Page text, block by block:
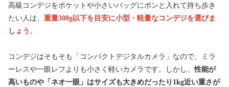
高級コンデジをポケットや小さいバッグにポンと入れて持ち歩き
たい人は、 重量300g以下を目安に小型・軽量なコンデジを選びま
しょう 。
コンデジはそもそも「コンパクトデジタルカメラ」なので、ミラ
ーレスや一眼レフよりも小さく軽いカメラです。しかし、性能が
高いものや「ネオ一眼」はサイズも大きめだったり1kg近い重さが